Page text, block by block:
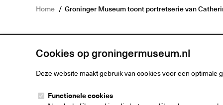
Cookies op groningermuseum.nl
Deze website maakt gebruik van cookies voor een optimale
Functionele cookies
Home Groninger Museum toont portretserie van